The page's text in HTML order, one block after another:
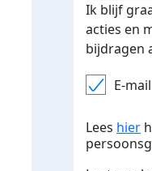
Ik blijf
acties en
bijdragen
E-mail
Lees hier